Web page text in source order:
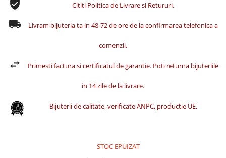
Cititi Politica de Livrare si Retururi.
Livram bijuteria ta in 48-72 de ore de la confirmarea telefonica a
comenzii.
Primesti factura si certificatul de garantie. Poti returna bijuteriile
in 14 zile de la livrare.
Bijuterii de calitate, verificate ANPC, productie UE.
STOC EPUIZAT